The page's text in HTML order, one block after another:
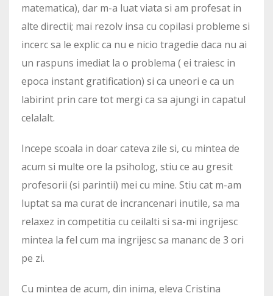
matematica), dar m-a luat viata si am profesat in
alte directii; mai rezolv insa cu copilasi probleme si
incerc sa le explic ca nu e nicio tragedie daca nu ai
un raspuns imediat la o problema ( ei traiesc in
epoca instant gratification) si ca uneori e ca un
labirint prin care tot mergi ca sa ajungi in capatul
celalalt.
Incepe scoala in doar cateva zile si, cu mintea de
acum si multe ore la psiholog, stiu ce au gresit
profesorii (si parintii) mei cu mine. Stiu cat m-am
luptat sa ma curat de incrancenari inutile, sa ma
relaxez in competitia cu ceilalti si sa-mi ingrijesc
mintea la fel cum ma ingrijesc sa mananc de 3 ori
pe zi.
Cu mintea de acum, din inima, eleva Cristina